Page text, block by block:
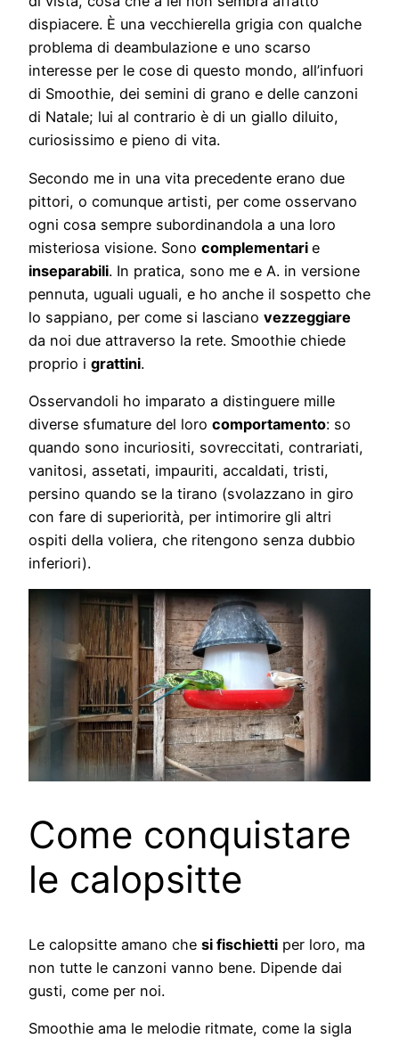
dispiacere. È una vecchierella grigia con qualche
problema di deambulazione e uno scarso
interesse per le cose di questo mondo, all’infuori
di Smoothie, dei semini di grano e delle canzoni
di Natale; lui al contrario è di un giallo diluito,
curiosissimo e pieno di vita.
Secondo me in una vita precedente erano due
pittori, o comunque artisti, per come osservano
ogni cosa sempre subordinandola a una loro
misteriosa visione. Sono complementari e
inseparabili. In pratica, sono me e A. in versione
pennuta, uguali uguali, e ho anche il sospetto che
lo sappiano, per come si lasciano vezzeggiare
da noi due attraverso la rete. Smoothie chiede
proprio i grattini.
Osservandoli ho imparato a distinguere mille
diverse sfumature del loro comportamento: so
quando sono incuriositi, sovreccitati, contrariati,
vanitosi, assetati, impauriti, accaldati, tristi,
persino quando se la tirano (svolazzano in giro
con fare di superiorità, per intimorire gli altri
ospiti della voliera, che ritengono senza dubbio
inferiori).
Come conquistare
le calopsitte
Le calopsitte amano che si fischietti per loro, ma
non tutte le canzoni vanno bene. Dipende dai
gusti, come per noi.
Smoothie ama le melodie ritmate, come la sigla